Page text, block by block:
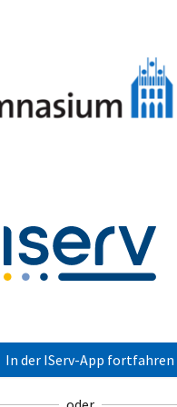
In der IServ-App fortfahren